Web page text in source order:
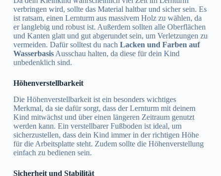
verbringen wird, sollte das Material haltbar und sicher sein. Es
ist ratsam, einen Lernturm aus massivem Holz zu wählen, da
er langlebig und robust ist. Außerdem sollten alle Oberflächen
und Kanten glatt und gut abgerundet sein, um Verletzungen zu
vermeiden. Dafür solltest du nach Lacken und Farben auf
WasserbasisAusschau halten, da diese für dein Kind
unbedenklich sind.
Höhenverstellbarkeit
Die Höhenverstellbarkeit ist ein besonders wichtiges
Merkmal, da sie dafür sorgt, dass der Lernturm mit deinem
Kind mitwächst und über einen längeren Zeitraum genutzt
werden kann. Ein verstellbarer Fußboden ist ideal, um
sicherzustellen, dass dein Kind immer in der richtigen Höhe
für die Arbeitsplatte steht. Zudem sollte die Höhenverstellung
einfach zu bedienen sein.
Sicherheit und Stabilität